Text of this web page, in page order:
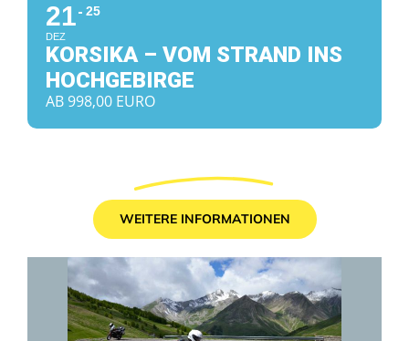
21
DEZ
25
KORSIKA – VOM STRAND INS
HOCHGEBIRGE
AB 998,00 EURO
WEITERE INFORMATIONEN